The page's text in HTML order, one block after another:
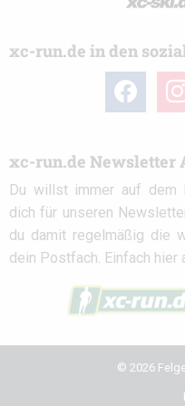
xc-run.de in den
facebook
xc-run.de Newsletter
Du willst immer auf dem
dich für unseren
du damit regelmäßig die
dein Postfach. Einfach hier
© 2026